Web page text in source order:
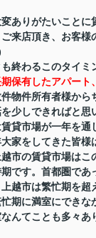
ありがたいことに
来店頂き、お客様
終わるこのタイミ
期保有したアパー
物件所有者様から
少しできればと思
貸市場が一年を通
家をしてきた皆様
市の賃貸市場はこ
です。首都圏であ
越市は繁忙期を超
期に満室にできな
んてことも多々あ